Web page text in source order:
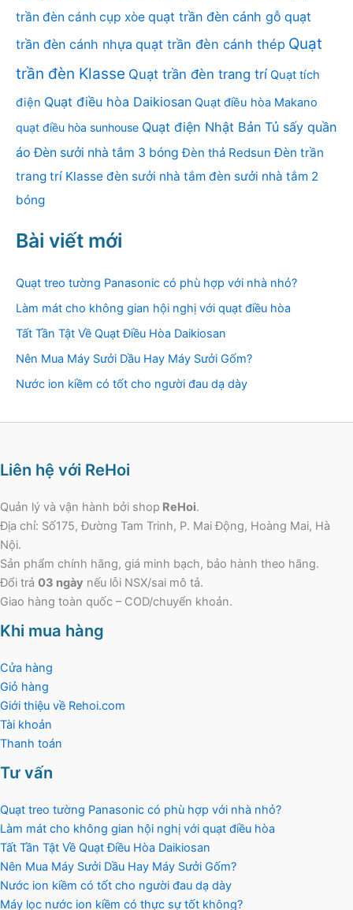
trần đèn cánh cụp xòe quạt trần đèn cánh gỗ quạt
trần đèn cánh nhựa quạt trần đèn cánh thép Quạt
trần đèn Klasse Quạt trần đèn trang trí Quạt tích
điện Quạt điều hòa Daikiosan Quạt điều hòa Makano
quạt điều hòa sunhouse Quạt điện Nhật Bản Tủ sấy quần
áo Đèn sưởi nhà tắm 3 bóng Đèn thả Redsun Đèn trần
trang trí Klasse đèn sưởi nhà tắm đèn sưởi nhà tắm 2
bóng
Bài viết mới
Quạt treo tường Panasonic có phù hợp với nhà nhỏ?
Làm mát cho không gian hội nghị với quạt điều hòa
Tất Tần Tật Về Quạt Điều Hòa Daikiosan
Nên Mua Máy Sưởi Dầu Hay Máy Sưởi Gốm?
Nước ion kiềm có tốt cho người đau dạ dày
Liên hệ với ReHoi
Quản lý và vận hành bởi shop ReHoi.
Địa chỉ: Số175, Đường Tam Trinh, P. Mai Động, Hoàng Mai, Hà
Nội.
Sản phẩm chính hãng, giá minh bạch, bảo hành theo hãng.
Đổi trả 03 ngày nếu lỗi NSX/sai mô tả.
Giao hàng toàn quốc – COD/chuyển khoản.
Khi mua hàng
Cửa hàng
Giỏ hàng
Giới thiệu về Rehoi.com
Tài khoản
Thanh toán
Tư vấn
Quạt treo tường Panasonic có phù hợp với nhà nhỏ?
Làm mát cho không gian hội nghị với quạt điều hòa
Tất Tần Tật Về Quạt Điều Hòa Daikiosan
Nên Mua Máy Sưởi Dầu Hay Máy Sưởi Gốm?
Nước ion kiềm có tốt cho người đau dạ dày
Máy lọc nước ion kiềm có thực sự tốt không?